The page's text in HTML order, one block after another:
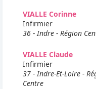
VIALLE Corinne
Infirmier
36 - Indre - Région
VIALLE Claude
Infirmier
37 - Indre-Et-Loire -
Centre